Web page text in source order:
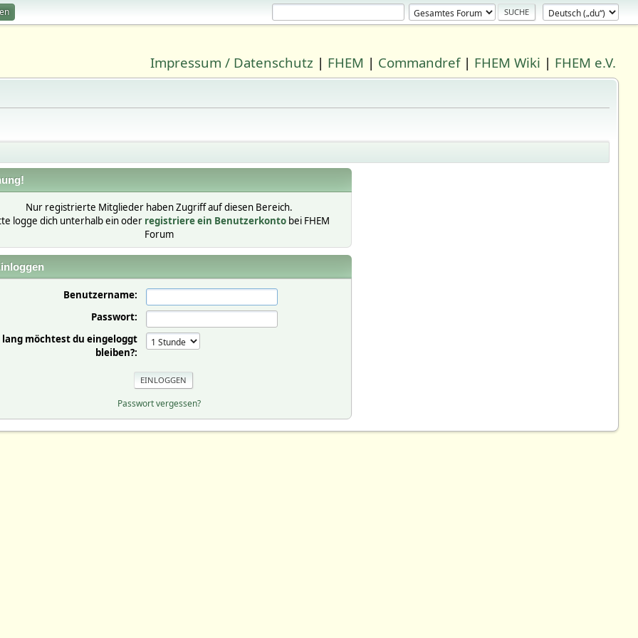
Impressum / Datenschutz | FHEM | Commandref| FHEM Wiki | FHEM e.V.
Nur registrierte Mitglieder haben Zugriff auf diesen Bereich.
logge dich unterhalb ein oder registriere ein Benutzerkontobei FHEM
Forum
Benutzername:
Passwort:
lang möchtest du eingeloggt
bleiben?:
Passwort vergessen?